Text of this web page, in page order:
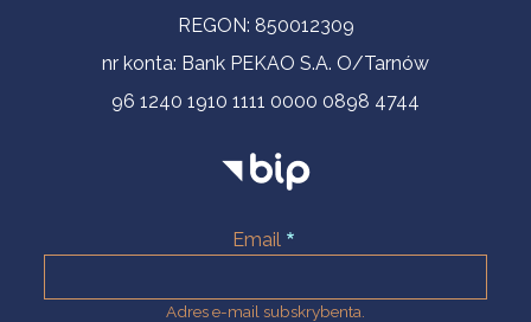
REGON: 850012309
nr konta: Bank PEKAO S.A. O/Tarnów
96 1240 1910 1111 0000 0898 4744
Email
Adres e-mail subskrybenta.